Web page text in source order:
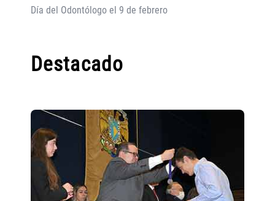
Día del Odontólogo el 9 de febrero
Destacado